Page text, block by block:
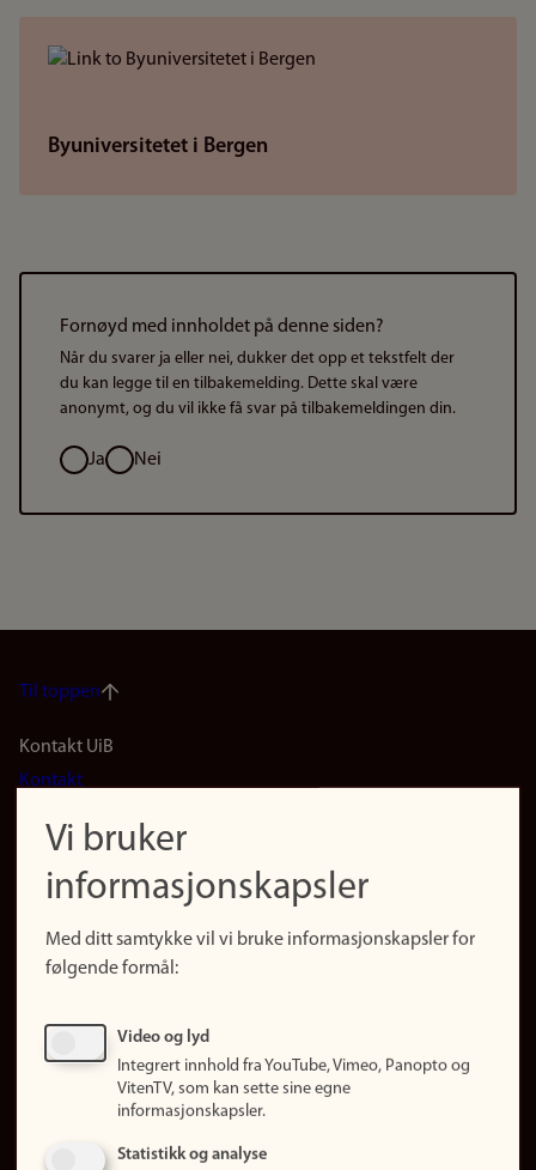
Byuniversitetet i Bergen
Fornøyd med innholdet på denne siden?
Når du svarer ja eller nei, dukker det opp et tekstfelt der
du kan legge til en tilbakemelding. Dette skal være
anonymt, og du vil ikke få svar på tilbakemeldingen din.
ValgJa Nei
Til toppen
Footer
(no)
Kontakt UiB
Kontakt
Finn forsker
Presse
Finn studier
Ledige stillinger
Vi bruker
informasjonskapsler
Med ditt samtykke vil vi bruke informasjonskapsler for
følgende formål:
Video og lyd
Integrert innhold fra YouTube, Vimeo, Panopto og
VitenTV, som kan sette sine egne
informasjonskapsler.
Statistikk og analyse